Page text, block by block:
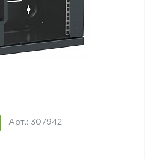
Арт.: 307942